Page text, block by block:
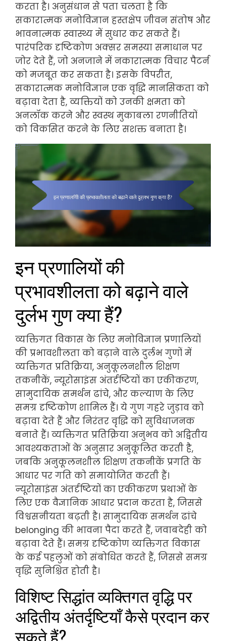
करता है। अनुसंधान से पता चलता है कि
सकारात्मक मनोविज्ञान हस्तक्षेप जीवन संतोष और
भावनात्मक स्वास्थ्य में सुधार कर सकते हैं।
पारंपरिक दृष्टिकोण अक्सर समस्या समाधान पर
जोर देते हैं, जो अनजाने में नकारात्मक विचार पैटर्न
को मजबूत कर सकता है। इसके विपरीत,
सकारात्मक मनोविज्ञान एक वृद्धि मानसिकता को
बढ़ावा देता है, व्यक्तियों को उनकी क्षमता को
अनलॉक करने और स्वस्थ मुकाबला रणनीतियों
को विकसित करने के लिए सशक्त बनाता है।
इन प्रणालियों की
प्रभावशीलता को बढ़ाने वाले
दुर्लभ गुण क्या हैं?
व्यक्तिगत विकास के लिए मनोविज्ञान प्रणालियों
की प्रभावशीलता को बढ़ाने वाले दुर्लभ गुणों में
व्यक्तिगत प्रतिक्रिया, अनुकूलनशील शिक्षण
तकनीकें, न्यूरोसाइंस अंतर्दृष्टियों का एकीकरण,
सामुदायिक समर्थन ढांचे, और कल्याण के लिए
समग्र दृष्टिकोण शामिल हैं। ये गुण गहरे जुड़ाव को
बढ़ावा देते हैं और निरंतर वृद्धि को सुविधाजनक
बनाते हैं। व्यक्तिगत प्रतिक्रिया अनुभव को अद्वितीय
आवश्यकताओं के अनुसार अनुकूलित करती है,
जबकि अनुकूलनशील शिक्षण तकनीकें प्रगति के
आधार पर गति को समायोजित करती हैं।
न्यूरोसाइंस अंतर्दृष्टियों का एकीकरण प्रथाओं के
लिए एक वैज्ञानिक आधार प्रदान करता है, जिससे
विश्वसनीयता बढ़ती है। सामुदायिक समर्थन ढांचे
belonging की भावना पैदा करते हैं, जवाबदेही को
बढ़ावा देते हैं। समग्र दृष्टिकोण व्यक्तिगत विकास
के कई पहलुओं को संबोधित करते हैं, जिससे समग्र
वृद्धि सुनिश्चित होती है।
विशिष्ट सिद्धांत व्यक्तिगत वृद्धि पर
अद्वितीय अंतर्दृष्टियाँ कैसे प्रदान कर
सकते हैं?